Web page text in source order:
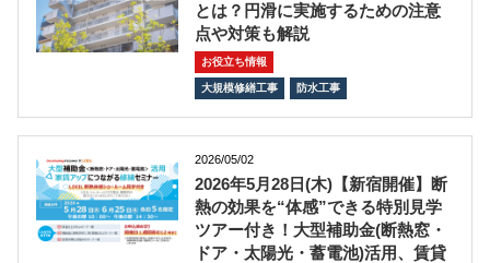
とは？円滑に実施するための注意
点や対策も解説
お役立ち情報
大規模修繕工事 防水工事
2026/05/02
2026年5月28日(木)【新宿開催】断
熱の効果を“体感”できる特別見学
ツアー付き！大型補助金(断熱窓・
ドア・太陽光・蓄電池)活用、賃貸